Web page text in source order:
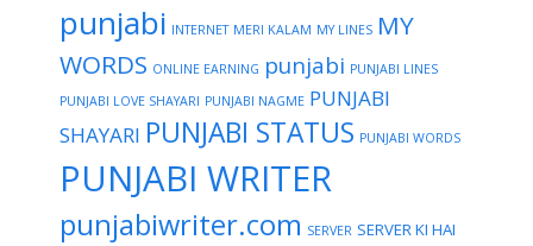
punjabi INTERNET MERI KALAM MY LINES MY
WORDS ONLINE EARNING punjabi PUNJABI LINES
PUNJABI LOVE SHAYARI PUNJABI NAGME PUNJABI
SHAYARI PUNJABI STATUS PUNJABI WORDS
PUNJABI WRITER
punjabiwriter.com SERVER SERVER KI HAI